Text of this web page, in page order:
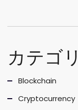
カテゴ
Blockchain
Cryptocurrency